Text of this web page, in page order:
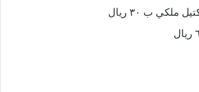
ملكي ب ٣٠ ريال